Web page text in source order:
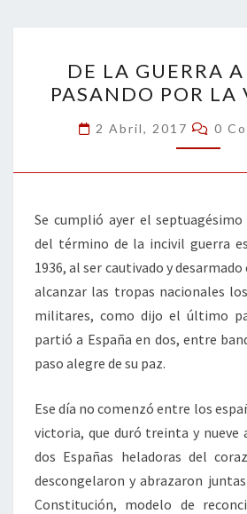
LA
A
LA
PAZ,
POR
LA
DE LA GUERRA
PASANDO POR LA
2 Abril, 2017 0
Se cumplió ayer el
del término de la incivil guerra
1936, al ser cautivado y
alcanzar las tropas nacionales
militares, como dijo el último
partió a España en dos, entre
paso alegre de su paz.
Ese día no comenzó entre los
victoria, que duró treinta y nueve
dos Españas heladoras del
descongelaron y abrazaron
Constitución, modelo de